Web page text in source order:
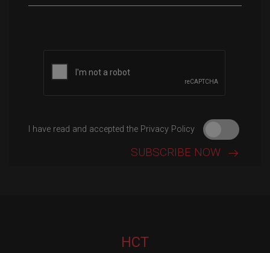
I have read and accepted the Privacy Policy
HCT